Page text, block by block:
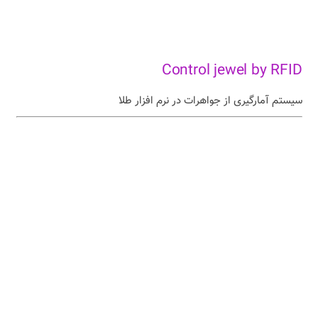
Control jewel by RFID
سیستم آمارگیری از جواهرات در نرم افزار طلا